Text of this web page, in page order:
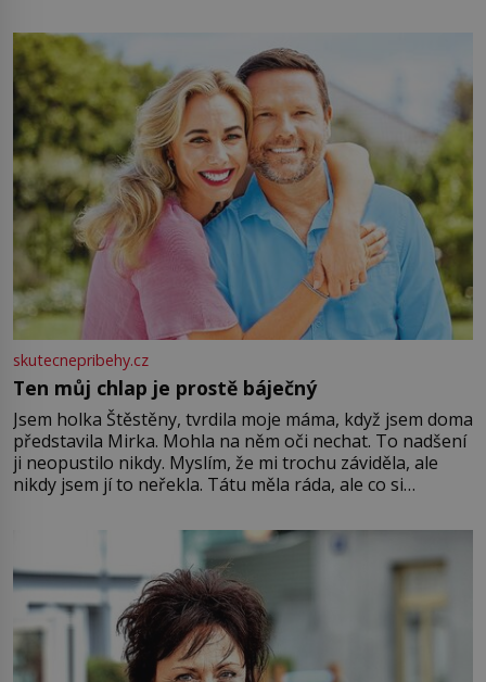
můžete obohatit své rituály a přinést do svého života
větší harmonii a klid. Je důležité
skutecnepribehy.cz
Ten můj chlap je prostě báječný
Jsem holka Štěstěny, tvrdila moje máma, když jsem doma
představila Mirka. Mohla na něm oči nechat. To nadšení
ji neopustilo nikdy. Myslím, že mi trochu záviděla, ale
nikdy jsem jí to neřekla. Tátu měla ráda, ale co si
Jsme spolu moc rádi Tehdy byla jiná doba, když